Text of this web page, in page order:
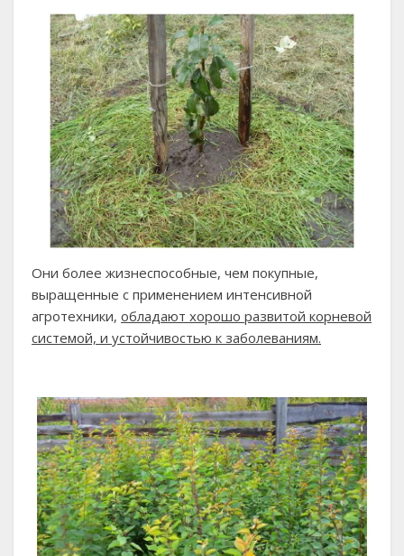
Они более жизнеспособные, чем покупные,
выращенные с применением интенсивной
агротехники, обладают хорошо развитой корневой
системой, и устойчивостью к заболеваниям.